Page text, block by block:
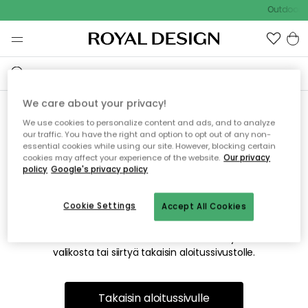
Outdoor
Emme valitettavasti löydä
etsimääsi sivua
Tämä voi johtua siitä, että sivua ei enää ole tai siitä, että se
on siirretty muualle. Pahoittelemme tästä mahdollisesti
valikosta tai siirtyä takaisin aloitussivustolle.
Takaisin aloitussivulle
We care about your privacy!
We use cookies to personalize content and ads, and to analyze
our traffic. You have the right and option to opt out of any non-
essential cookies while using our site. However, blocking certain
cookies may affect your experience of the website. Our privacy
policy Google's privacy policy
Accept All Cookies
Cookie Settings